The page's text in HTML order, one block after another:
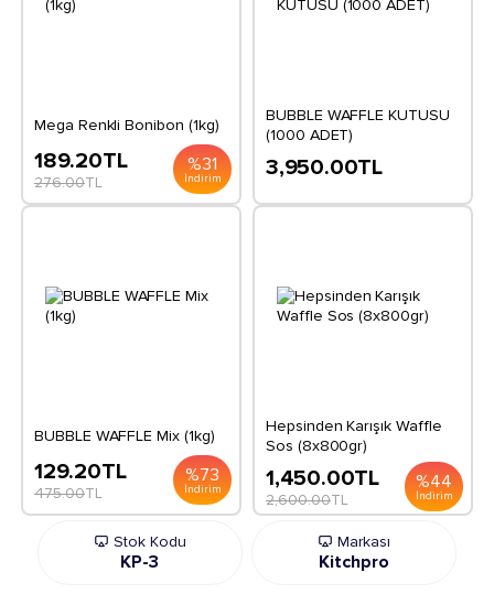
Mega Renkli Bonibon (1kg)
%31
İndirim
189.20TL
276.00TL
BUBBLE WAFFLE KUTUSU
(1000 ADET)
3,950.00TL
BUBBLE WAFFLE Mix (1kg)
%73
İndirim
129.20TL
475.00TL
Hepsinden Karışık Waffle
Sos (8x800gr)
%44
İndirim
1,450.00TL
2,600.00TL
Stok Kodu
KP-3
Markası
Kitchpro